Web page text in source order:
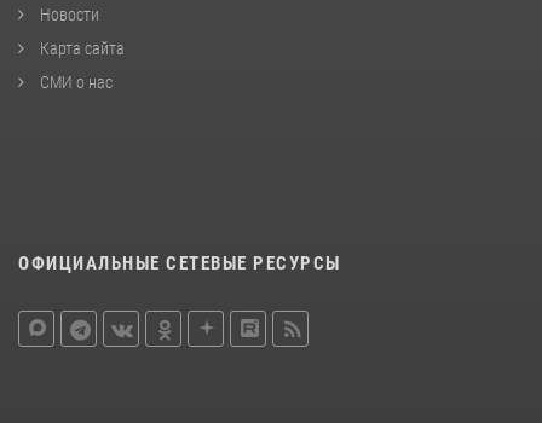
Новости
Карта сайта
СМИ о нас
ОФИЦИАЛЬНЫЕ СЕТЕВЫЕ РЕСУРСЫ